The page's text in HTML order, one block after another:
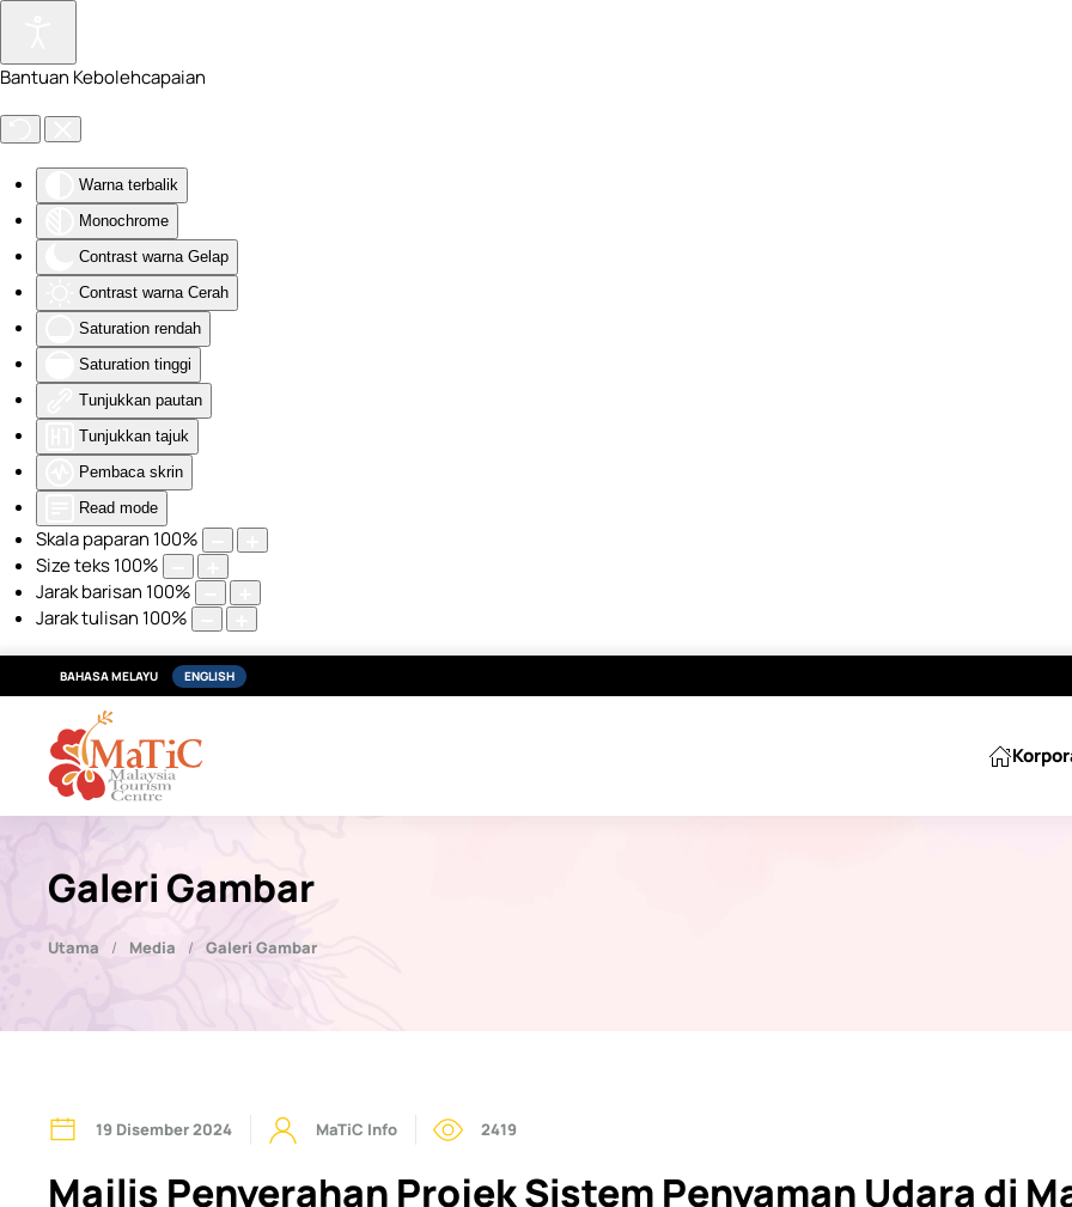
Bantuan Kebolehcapaian
Warna terbalik
Monochrome
Contrast warna Gelap
Contrast warna Cerah
Saturation rendah
Saturation tinggi
Tunjukkan pautan
Tunjukkan tajuk
Pembaca skrin
Read mode
Skala paparan 100%
Size teks100%
Jarak barisan 100%
Jarak tulisan 100%
Skip to main content
BAHASA MELAYU ENGLISH
Galeri Gambar
Utama Media Galeri Gambar
19 Disember 2024 MaTiC Info 2419
Majlis Penyerahan Projek Sistem Penyaman Udara di